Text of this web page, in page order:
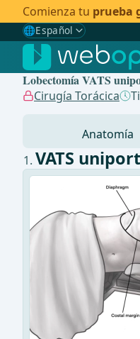
Comienza tu prueba
🌐Español
Gewählte Sprache:
🇩🇪 Alemán
🇬🇧Inglés
Lobectomía VATS
Cirugía Torácica
Anatomía
VATS